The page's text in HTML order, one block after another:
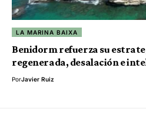
LA MARINA BAIXA
Benidorm refuerza su
regenerada, desalación e
PorJavier Ruiz